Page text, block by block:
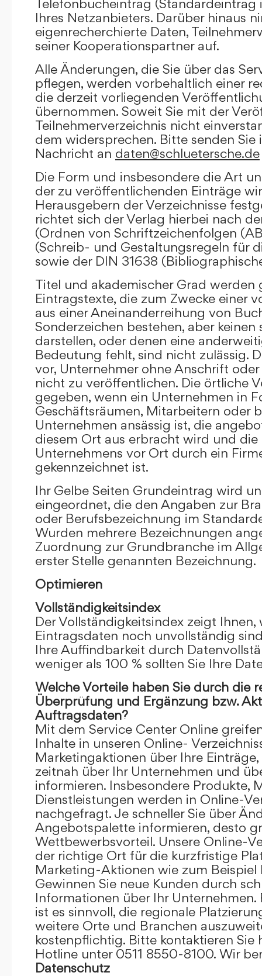
Telefonbucheintrag (Standardeintrag
Ihres Netzanbieters. Darüber hinaus
eigenrecherchierte Daten,
seiner Kooperationspartner auf.
Alle Änderungen, die Sie über das
pflegen, werden vorbehaltlich einer
die derzeit vorliegenden
übernommen. Soweit Sie mit der
Teilnehmerverzeichnis nicht
dem widersprechen. Bitte senden Sie
Nachricht an daten@schluetersche.de
Die Form und insbesondere die Art
der zu veröffentlichenden Einträge
Herausgebern der Verzeichnisse
richtet sich der Verlag hierbei nach
(Ordnen von Schriftzeichenfolgen
(Schreib- und Gestaltungsregeln für
sowie der DIN 31638
Titel und akademischer Grad werden
Eintragstexte, die zum Zwecke einer
aus einer Aneinanderreihung von
Sonderzeichen bestehen, aber keinen
darstellen, oder denen eine
Bedeutung fehlt, sind nicht zulässig.
vor, Unternehmer ohne Anschrift
nicht zu veröffentlichen. Die örtliche
gegeben, wenn ein Unternehmen in
Geschäftsräumen, Mitarbeitern oder
Unternehmen ansässig ist, die
diesem Ort aus erbracht wird und die
Unternehmens vor Ort durch ein
gekennzeichnet ist.
Ihr Gelbe Seiten Grundeintrag wird
eingeordnet, die den Angaben zur
oder Berufsbezeichnung im
Wurden mehrere Bezeichnungen
Zuordnung zur Grundbranche im
erster Stelle genannten Bezeichnung.
Optimieren
Vollständigkeitsindex
Der Vollständigkeitsindex zeigt
Eintragsdaten noch unvollständig
Ihre Auffindbarkeit durch
weniger als 100 % sollten Sie Ihre
Welche Vorteile haben Sie durch die
Überprüfung und Ergänzung bzw.
Auftragsdaten?
Mit dem Service Center Online
Inhalte in unseren Online-
Marketingaktionen über Ihre
zeitnah über Ihr Unternehmen und
informieren. Insbesondere Produkte,
Dienstleistungen werden in Online-
nachgefragt. Je schneller Sie über
Angebotspalette informieren, desto
Wettbewerbsvorteil. Unsere Online-
der richtige Ort für die kurzfristige
Marketing-Aktionen wie zum Beispiel
Gewinnen Sie neue Kunden durch
Informationen über Ihr Unternehmen.
ist es sinnvoll, die regionale
weitere Orte und Branchen
kostenpflichtig. Bitte kontaktieren Sie
Hotline unter 0511 8550-8100. Wir
Datenschutz